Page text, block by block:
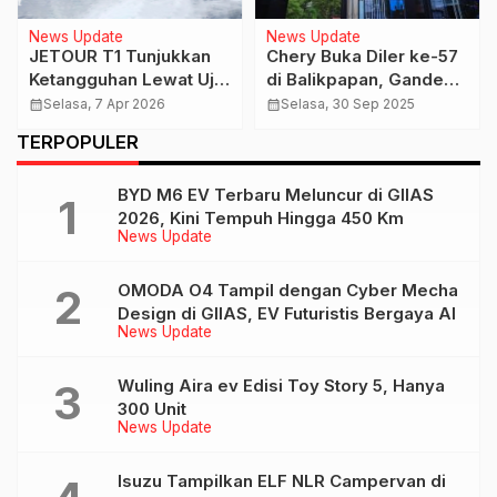
News Update
JETOUR T1 Tunjukkan
Ketangguhan Lewat Uji
Ekstrem Global
calendar_monthSelasa, 7 Apr 2026
News Update
Chery Buka Diler ke-57
di Balikpapan, Gandeng
SMS Group
calendar_monthSelasa, 30 Sep 2025
TERPOPULER
News Update
BYD M6 EV Terbaru Meluncur di GIIAS
2026, Kini Tempuh Hingga 450 Km
News Update
OMODA O4 Tampil dengan Cyber Mecha
Design di GIIAS, EV Futuristis Bergaya AI
News Update
Wuling Aira ev Edisi Toy Story 5, Hanya
300 Unit
Isuzu Tampilkan ELF NLR Campervan di